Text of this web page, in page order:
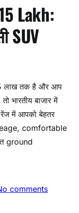
Lakh:
SUV
लाख तक है और आप
भारतीय बाजार में
रेंज में आपको बेहतर
comfortable
ground
comments